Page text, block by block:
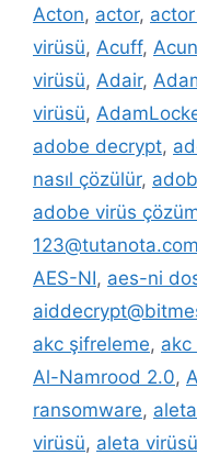
Acton, actor,
virüsü, Acuff,
virüsü, Adair,
virüsü,
adobe decrypt,
nasıl çözülür,
adobe virüs
123@tutanota.com
AES-NI, aes-ni
akc şifreleme, akc
Al-Namrood 2.0,
ransomware,
virüsü, aleta